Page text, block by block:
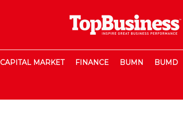
CAPITAL MARKET FINANCE BUMN BUMD